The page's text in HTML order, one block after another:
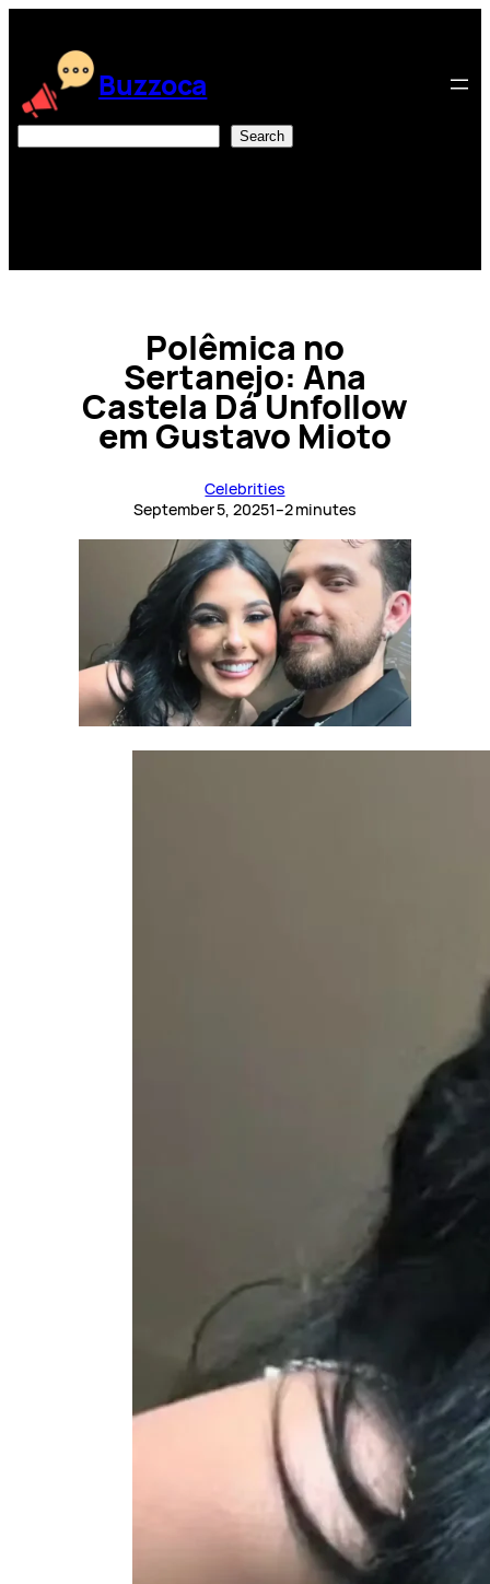
content
Buzzoca
Search
Polêmica no
Sertanejo: Ana
Castela Dá Unfollow
em Gustavo Mioto
Celebrities
September 5, 20251–2 minutes